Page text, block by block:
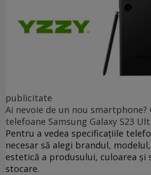
publicitate
Ai nevoie de un nou smartphone?
telefoane Samsung Galaxy S23
Pentru a vedea specificațiile
necesar să alegi brandul,
estetică a produsului, culoarea și
stocare.